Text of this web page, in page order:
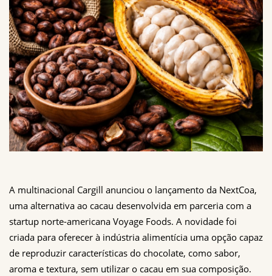
A multinacional Cargill anunciou o lançamento da NextCoa,
uma alternativa ao cacau desenvolvida em parceria com a
startup norte-americana Voyage Foods. A novidade foi
criada para oferecer à indústria alimentícia uma opção capaz
de reproduzir características do chocolate, como sabor,
aroma e textura, sem utilizar o cacau em sua composição.